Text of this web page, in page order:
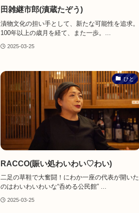
田雑継市郎(漬蔵たぞう)
漬物文化の担い手として、新たな可能性を追求。
100年以上の歳月を経て、また一歩。...
2025-03-25
ひと
RACCO(賑い処わいわい♡わい)
二足の草鞋で大奮闘！にわか一座の代表が開いた
のはわいわいわいな“呑める公民館” ...
2025-03-25